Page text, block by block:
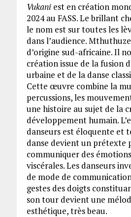
Vukaniest en création
2024 au FASS. Le brillant
le nom est sur toutes les
dans l’audience.
d’origine sud-africaine. Il
création issue de la fusion
urbaine et de la danse
Cette œuvre combine la
percussions, les
une histoire au sujet de la
développement humain.
danseurs est éloquente et
danse devient un prétexte
communiquer des
viscérales. Les danseurs
de mode de
gestes des doigts
son tour devient une
esthétique, très beau.